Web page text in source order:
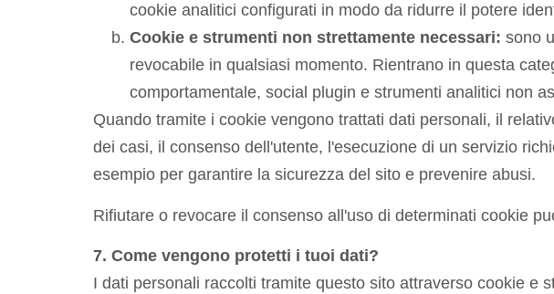
cookie analitici configurati in modo da ridurre il potere
Cookie e strumenti non strettamente necessari: sono
revocabile in qualsiasi momento. Rientrano in questa
comportamentale, social plugin e strumenti analitici non
Quando tramite i cookie vengono trattati dati personali, il
dei casi, il consenso dell'utente, l'esecuzione di un servizio
esempio per garantire la sicurezza del sito e prevenire abusi.
Rifiutare o revocare il consenso all'uso di determinati cookie
7. Come vengono protetti i tuoi dati?
I dati personali raccolti tramite questo sito attraverso cookie e